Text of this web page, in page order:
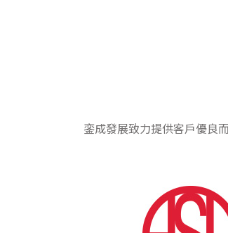
銮成發展致力提供客戶優良